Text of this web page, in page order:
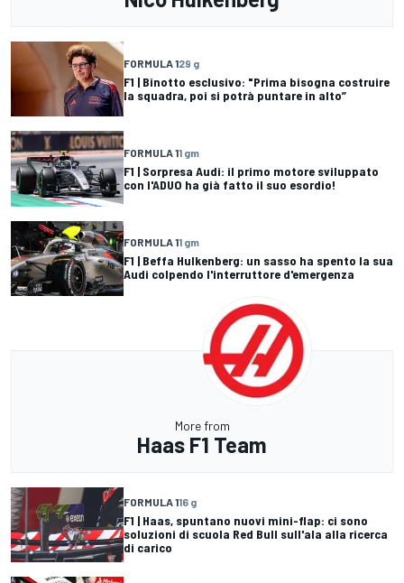
FORMULA 129 g
F1 | Binotto esclusivo: "Prima bisogna costruire
la squadra, poi si potrà puntare in alto”
FORMULA 11 gm
F1 | Sorpresa Audi: il primo motore sviluppato
con l'ADUO ha già fatto il suo esordio!
FORMULA 11 gm
F1 | Beffa Hulkenberg: un sasso ha spento la sua
Audi colpendo l'interruttore d'emergenza
More from
Haas F1 Team
FORMULA 116 g
F1 | Haas, spuntano nuovi mini-flap: ci sono
soluzioni di scuola Red Bull sull'ala alla ricerca
di carico